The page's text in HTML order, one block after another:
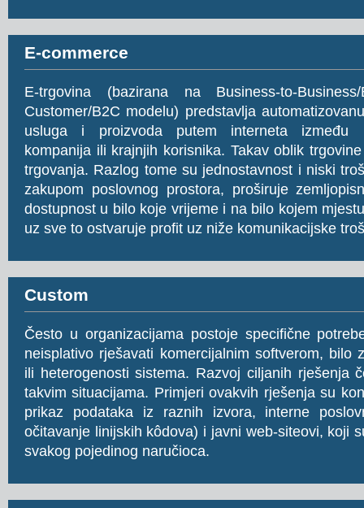
E-commerce
E-trgovina (bazirana na Business-to-
Customer/B2C modelu) predstavlja
usluga i proizvoda putem interneta između
kompanija ili krajnjih korisnika. Takav oblik
trgovanja. Razlog tome su jednostavnost i niski
zakupom poslovnog prostora, proširuje
dostupnost u bilo koje vrijeme i na bilo kojem
uz sve to ostvaruje profit uz niže komunikacijske
Custom
Često u organizacijama postoje specifične
neisplativo rješavati komercijalnim softverom, bilo
ili heterogenosti sistema. Razvoj ciljanih rješenja
takvim situacijama. Primjeri ovakvih rješenja su
prikaz podataka iz raznih izvora, interne
očitavanje linijskih kôdova) i javni web-siteovi, koji
svakog pojedinog naručioca.